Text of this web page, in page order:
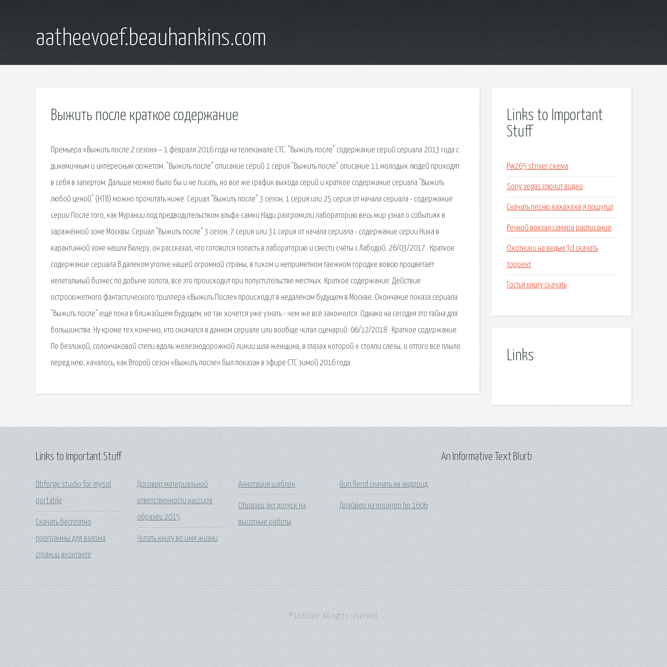
aatheevoef.beauhankins.com
Выжить после краткое содержание
Премьера «Выжить после 2 сезон» – 1 февраля 2016 года на телеканале СТС. "Выжить после" содержание серий сериала 2013 года с
динамичным и интересным сюжетом. "Выжить после" описание серий 1 серия "Выжить после" описание 11 молодых людей приходят
в себя в запертом. Дальше можно было бы и не писать, но все же график выхода серий и краткое содержание сериала "Выжить
любой ценой" (НТВ) можно прочитать ниже. Сериал "Выжить после" 3 сезон, 1 серия или 25 серия от начала сериала - содержание
серии После того, как Мурании под предводительством альфа-самки Нади разгромили лабораторию весь мир узнал о событиях в
заражённой зоне Москвы. Сериал "Выжить после" 3 сезон, 7 серия или 31 серия от начала сериала - содержание серии Ника в
карантинной зоне нашла Валеру, он рассказал, что готовится попасть в лабораторию и свести счёты с Лабодой. 26/03/2017 · Краткое
содержание сериала В далеком уголке нашей огромной страны, в тихом и неприметном таежном городке вовсю процветает
нелегальный бизнес по добыче золота, все это происходит при попустительстве местных. Краткое содержание: Действие
остросюжетного фантастического триллера «Выжить После» происходит в недалеком будущем в Москве. Окончание показа сериала
"Выжить после" ещё пока в ближайшем будущем, но так хочется уже узнать - чем же всё закончится. Однако на сегодня это тайна для
большинства. Ну кроме тех конечно, кто снимался в данном сериале или вообще читал сценарий. 06/12/2018 · Краткое содержание
По безликой, солончаковой степи вдоль железнодорожной линии шла женщина, в глазах которой « стояли слезы, и оттого все плыло
перед нею, качалось, как Второй сезон «Выжить после» был показан в эфире СТС зимой 2016 года.
Links to Important
Stuff
Pw265 striver схема
Sony vegas глючит видео
Скачать песню хахахаха я пошутил
Речной вокзал самара расписание
Охотники на ведьм 3d скачать
торрент
Гостья книгу скачать
Links
Links to Important Stuff
Dbforge studio for mysql
portable
Скачать бесплатно
программы для взлома
страниц вконтакте
Договор материальной
ответственности кассира
образец 2015
Читать книгу во имя жизни
Аннотация шаблон
Образец акт допуск на
высотные работы
Gun fiend скачать на андроид
Драйвер на принтер hp 1606
An Informative Text Blurb
© Untitled. All rights reserved.